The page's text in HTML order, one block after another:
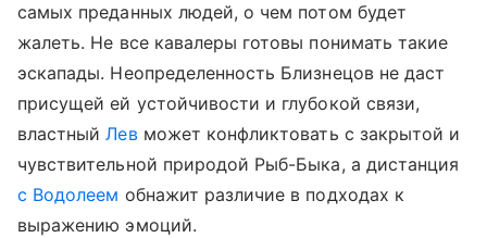
самых преданных людей, о чем потом будет
жалеть. Не все кавалеры готовы понимать такие
эскапады. Неопределенность Близнецов не даст
присущей ей устойчивости и глубокой связи,
властныйЛевможет конфликтовать с закрытой и
чувствительной природой Рыб-Быка, а дистанция
с Водолеем обнажит различие в подходах к
выражению эмоций.